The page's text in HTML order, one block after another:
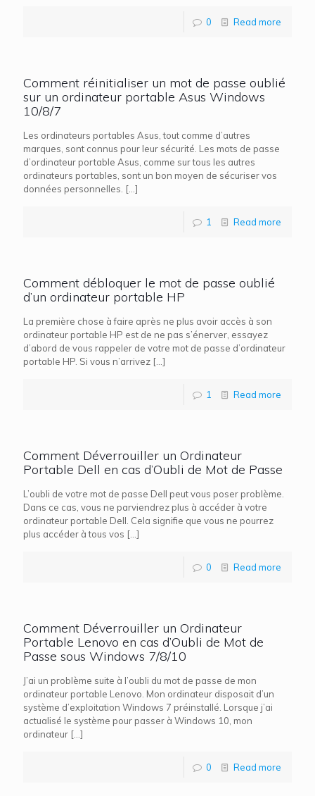
0 Read more
Comment réinitialiser un mot de passe oublié
sur un ordinateur portable Asus Windows
10/8/7
Les ordinateurs portables Asus, tout comme d’autres
marques, sont connus pour leur sécurité. Les mots de passe
d’ordinateur portable Asus, comme sur tous les autres
ordinateurs portables, sont un bon moyen de sécuriser vos
données personnelles. […]
1 Read more
Comment débloquer le mot de passe oublié
d’un ordinateur portable HP
La première chose à faire après ne plus avoir accès à son
ordinateur portable HP est de ne pas s’énerver, essayez
d’abord de vous rappeler de votre mot de passe d’ordinateur
portable HP. Si vous n’arrivez […]
1 Read more
Comment Déverrouiller un Ordinateur
Portable Dell en cas d’Oubli de Mot de Passe
L’oubli de votre mot de passe Dell peut vous poser problème.
Dans ce cas, vous ne parviendrez plus à accéder à votre
ordinateur portable Dell. Cela signifie que vous ne pourrez
plus accéder à tous vos […]
0 Read more
Comment Déverrouiller un Ordinateur
Portable Lenovo en cas d’Oubli de Mot de
Passe sous Windows 7/8/10
J’ai un problème suite à l’oubli du mot de passe de mon
ordinateur portable Lenovo. Mon ordinateur disposait d’un
système d’exploitation Windows 7 préinstallé. Lorsque j’ai
actualisé le système pour passer à Windows 10, mon
ordinateur […]
0 Read more